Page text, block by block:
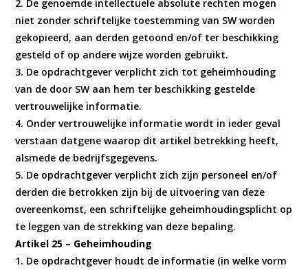
2. De genoemde intellectuele absolute rechten mogen
niet zonder schriftelijke toestemming van SW worden
gekopieerd, aan derden getoond en/of ter beschikking
gesteld of op andere wijze worden gebruikt.
3. De opdrachtgever verplicht zich tot geheimhouding
van de door SW aan hem ter beschikking gestelde
vertrouwelijke informatie.
4. Onder vertrouwelijke informatie wordt in ieder geval
verstaan datgene waarop dit artikel betrekking heeft,
alsmede de bedrijfsgegevens.
5. De opdrachtgever verplicht zich zijn personeel en/of
derden die betrokken zijn bij de uitvoering van deze
overeenkomst, een schriftelijke geheimhoudingsplicht op
te leggen van de strekking van deze bepaling.
Artikel 25 – Geheimhouding
1. De opdrachtgever houdt de informatie (in welke vorm